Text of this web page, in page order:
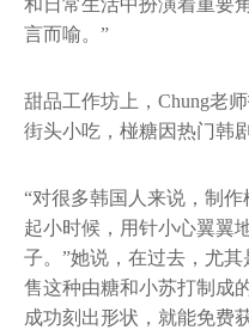
和日常生活中扮演着重要
言而喻。”
甜品工作坊上，Chung老
街头小吃，椪糖因热门韩
“对很多韩国人来说，制
起小时候，用针小心翼翼
子。”她说，在过去，尤
售这种由糖和小苏打制成
成功刻出形状，就能免费